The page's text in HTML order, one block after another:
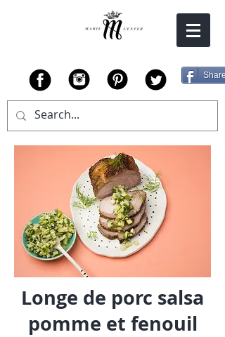
Share
Longe de porc salsa
pomme et fenouil